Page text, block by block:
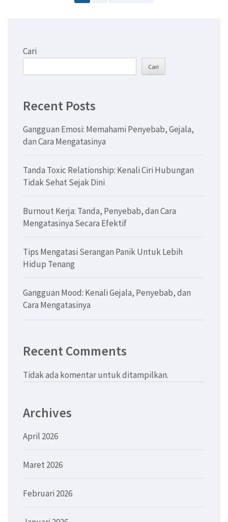
Cari
Cari
Recent Posts
Gangguan Emosi: Memahami Penyebab, Gejala,
dan Cara Mengatasinya
Tanda Toxic Relationship: Kenali Ciri Hubungan
Tidak Sehat Sejak Dini
Burnout Kerja: Tanda, Penyebab, dan Cara
Mengatasinya Secara Efektif
Tips Mengatasi Serangan Panik Untuk Lebih
Hidup Tenang
Gangguan Mood: Kenali Gejala, Penyebab, dan
Cara Mengatasinya
Recent Comments
Tidak ada komentar untuk ditampilkan.
Archives
April 2026
Maret 2026
Februari 2026